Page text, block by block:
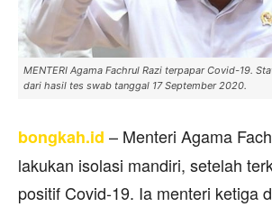
MENTERI Agama Fachrul Razi terpapar Covid-19.
dari hasil tes swab tanggal 17 September 2020.
bongkah.id – Menteri Agama
lakukan isolasi mandiri, setelah
positif Covid-19. Ia menteri ketiga